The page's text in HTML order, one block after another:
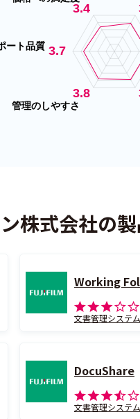
株式会社の
Working
文書管理システム
DocuShare
文書管理システム